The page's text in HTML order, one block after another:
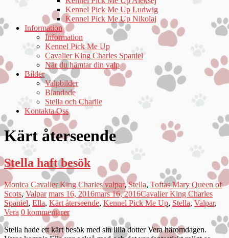
Kennel Pick Me Up Ludwig
Kennel Pick Me Up Nikolaj
Information
Information
Kennel Pick Me Up
Cavalier King Charles Spaniel
När du hämtar din valp
Bilder
Valpbilder
Blandade
Stella och Charlie
Kontakta Oss
Kärt återseende
Stella haft besök
Monica Cavalier King Charles valpar,Stella, Toftas Mary Queen of
Scots, Valpar mars 16, 2016mars 16, 2016Cavalier King Charles
Spaniel, Ella, Kärt återseende, Kennel Pick Me Up, Stella, Valpar,
Vera 0 kommentarer
Stella hade ett kärt besök med sin lilla dotter Vera häromdagen.